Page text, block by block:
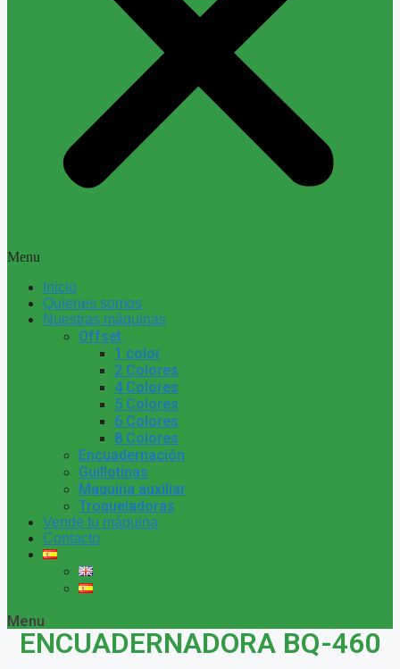
Menu
Inicio
Quienes somos
Nuestras máquinas
Offset
1 color
2 Colores
4 Colores
5 Colores
6 Colores
8 Colores
Encuadernación
Guillotinas
Maquina auxiliar
Troqueladoras
Vende tu máquina
Contacto
Menu
ENCUADERNADORA BQ-460